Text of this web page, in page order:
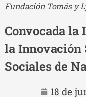
Fundación Tomás y
Convocada la
la Innovación
Sociales de
18 de